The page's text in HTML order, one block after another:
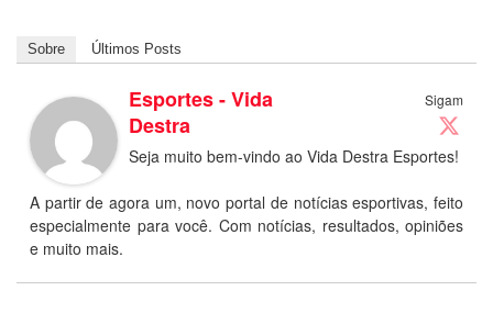
Sobre Últimos Posts
Sigam
Esportes - Vida
Destra
Seja muito bem-vindo ao Vida Destra Esportes!
A partir de agora um, novo portal de notícias esportivas, feito
especialmente para você. Com notícias, resultados, opiniões
e muito mais.